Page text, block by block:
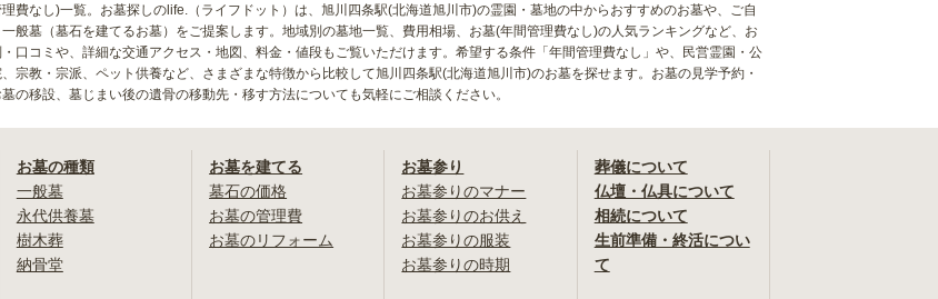
費なし)一覧。お墓探しのlife.（ライフドット）は、旭川四条駅(北海道旭川市)の霊園・墓地の中からおすすめのお墓や、ご自
般墓（墓石を建てるお墓）をご提案します。地域別の墓地一覧、費用相場、お墓(年間管理費なし)の人気ランキングなど、お
口コミや、詳細な交通アクセス・地図、料金・値段もご覧いただけます。希望する条件「年間管理費なし」や、民営霊園・公
宗教・宗派、ペット供養など、さまざまな特徴から比較して旭川四条駅(北海道旭川市)のお墓を探せます。お墓の見学予約・
の移設、墓じまい後の遺骨の移動先・移す方法についても気軽にご相談ください。
お墓の種類
一般墓
永代供養墓
樹木葬
納骨堂
お墓を建てる
墓石の価格
お墓の管理費
お墓のリフォーム
お墓参り
お墓参りのマナー
お墓参りのお供え
お墓参りの服装
お墓参りの時期
葬儀について
仏壇・仏具について
相続について
生前準備・終活につい
て